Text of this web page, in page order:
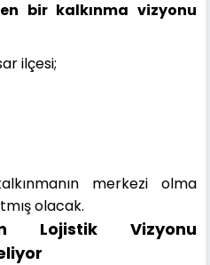
bir kalkınma vizyonu
ilçesi;
merkezi olma
olacak.
Lojistik Vizyonu